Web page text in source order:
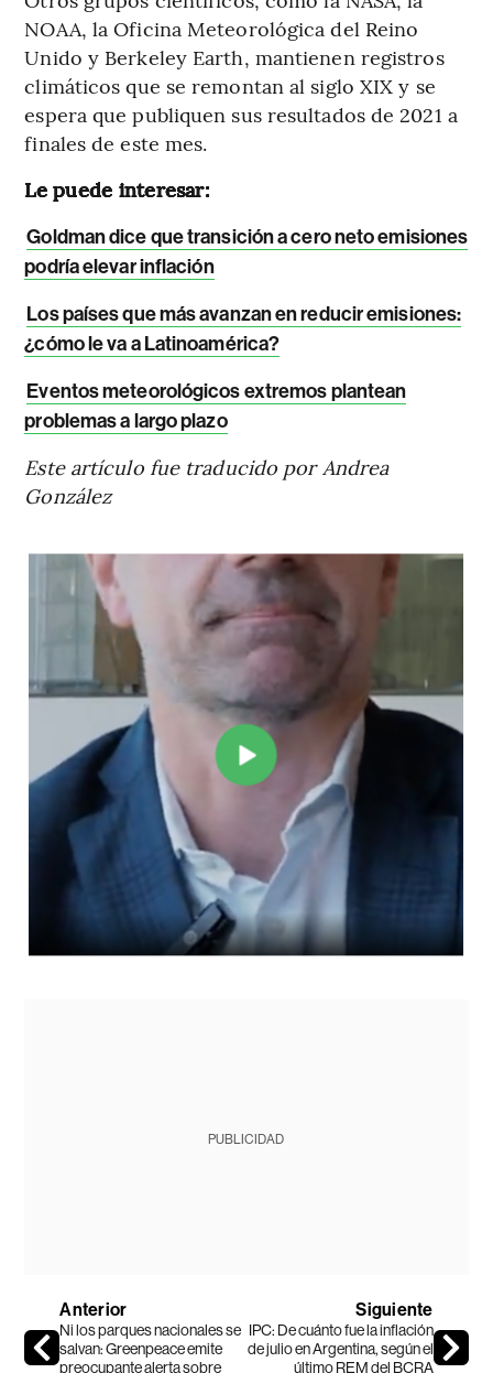
NOAA, la Oficina Meteorológica del Reino
Unido y Berkeley Earth, mantienen registros
climáticos que se remontan al siglo XIX y se
espera que publiquen sus resultados de 2021 a
finales de este mes.
Le puede interesar:
Goldman dice que transición a cero neto emisiones
podría elevar inflación
Los países que más avanzan en reducir emisiones:
¿cómo le va a Latinoamérica?
Eventos meteorológicos extremos plantean
problemas a largo plazo
Este artículo fue traducido por Andrea
González
PUBLICIDAD
Anterior
Ni los parques nacionales se
salvan: Greenpeace emite
preocupante alerta sobre
Siguiente
IPC: De cuánto fue la inflación
de julio en Argentina, según el
último REM del BCRA